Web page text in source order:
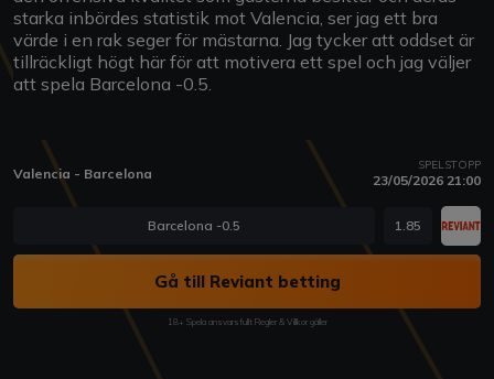
starka inbördes statistik mot Valencia, ser jag ett bra
värde i en rak seger för mästarna. Jag tycker att oddset är
tillräckligt högt här för att motivera ett spel och jag väljer
att spela Barcelona -0.5.
Valencia - Barcelona SPELSTOPP
23/05/2026 21:00
Barcelona -0.5 1.85
Gå till Reviant betting
18+ Spela ansvarsfullt Regler & Villkor gäller